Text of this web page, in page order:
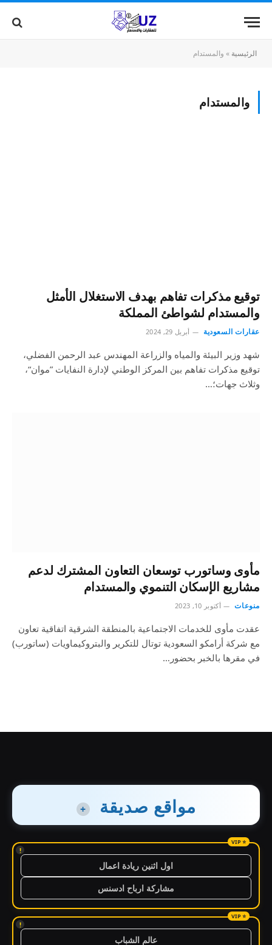
الرئيسية » والمستدام
والمستدام
توقيع مذكرات تفاهم بهدف الاستغلال الأمثل
والمستدام لشواطئ المملكة
عقارات السعودية أبريل 29, 2024
شهد وزير البيئة والمياه والزراعة المهندس عبد الرحمن الفضلي،
توقيع مذكرات تفاهم بين المركز الوطني لإدارة النفايات ”موان“،
وثلاث جهات؛…
مأوى وساتورب توسعان التعاون المشترك لدعم
مشاريع الإسكان التنموي والمستدام
منوعات أكتوبر 10, 2023
عقدت مأوى للخدمات الاجتماعية بالمنطقة الشرقية اتفاقية تعاون
مع شركة أرامكو السعودية توتال للتكرير والبتروكيماويات (ساتورب)
في مقرها بالخبر بحضور…
مواقع صديقة +
!
اول اثنين ريادة اعمال
مشاركة ارباح ادسنس
!
عالم الشباب